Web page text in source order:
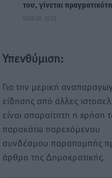
του, γίνεται
07.08.26 · 12:25
Υπενθύμιση:
Για την μερική
είδησης από άλλες
είναι απαραίτητη η χρήση
παρακάτω παρεχόμενου
συνδέσμου παραπομπής
άρθρο της Δημοκρατικής.